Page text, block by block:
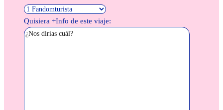
Quisiera +Info de este viaje: